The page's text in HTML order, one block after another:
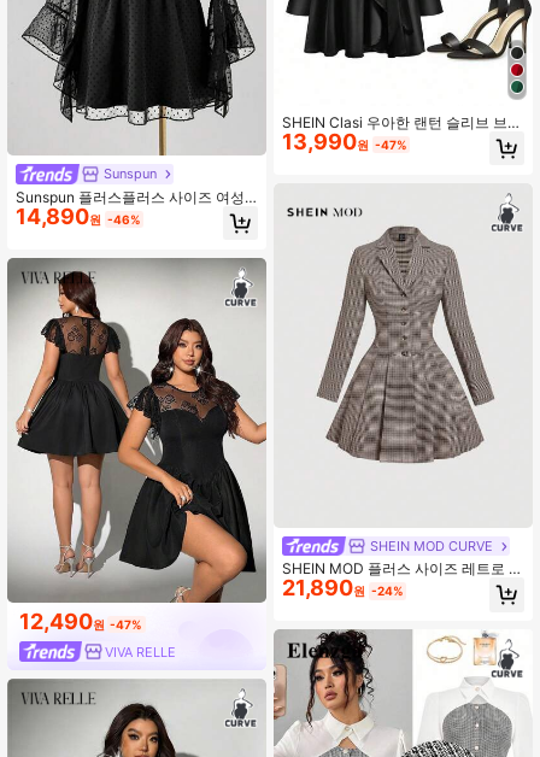
Sunspun
Sunspun 플러스플러스 사이즈 여성
빈티지 블랙 V넥 플리츠 허리 A라인
플레어 슬리브 텍스처 시폰 러플 헴 드
여름, 휴가, 뮤직 페스티벌, 개학, 플로
이 드레스, 오피스 출근 드레스, 파티
드레스, 발렌타인데이, 추수 감사절,
크리스마스, 새해, 휴일, 결혼식에 적
14,890원 -46%
12,490원 -47%
VIVA RELLE
SHEIN Clasi 우아한 랜턴 슬리브 브이
넥 타이 웨이스트 A라인 플레어 밑단
플러스플러스 사이즈 여성 드레스
13,990원 -47%
SHEIN MOD CURVE
SHEIN MOD 플러스 사이즈 레트로 체
크무늬 칼라 드레스, 가을 시즌 드레스
21,890원 -24%